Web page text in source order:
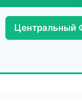
Центральный